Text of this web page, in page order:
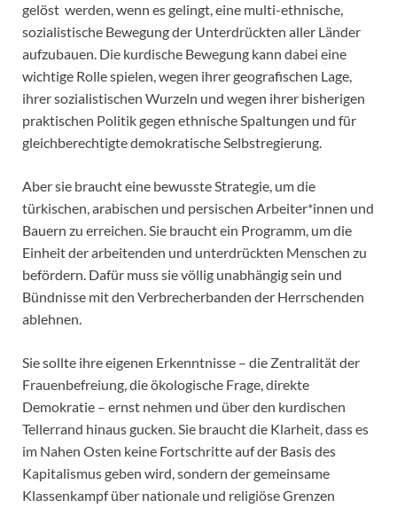
gelöst werden, wenn es gelingt, eine multi-ethnische,
sozialistische Bewegung der Unterdrückten aller Länder
aufzubauen. Die kurdische Bewegung kann dabei eine
wichtige Rolle spielen, wegen ihrer geografischen Lage,
ihrer sozialistischen Wurzeln und wegen ihrer bisherigen
praktischen Politik gegen ethnische Spaltungen und für
gleichberechtigte demokratische Selbstregierung.
Aber sie braucht eine bewusste Strategie, um die
türkischen, arabischen und persischen Arbeiter*innen und
Bauern zu erreichen. Sie braucht ein Programm, um die
Einheit der arbeitenden und unterdrückten Menschen zu
befördern. Dafür muss sie völlig unabhängig sein und
Bündnisse mit den Verbrecherbanden der Herrschenden
ablehnen.
Sie sollte ihre eigenen Erkenntnisse – die Zentralität der
Frauenbefreiung, die ökologische Frage, direkte
Demokratie – ernst nehmen und über den kurdischen
Tellerrand hinaus gucken. Sie braucht die Klarheit, dass es
im Nahen Osten keine Fortschritte auf der Basis des
Kapitalismus geben wird, sondern der gemeinsame
Klassenkampf über nationale und religiöse Grenzen